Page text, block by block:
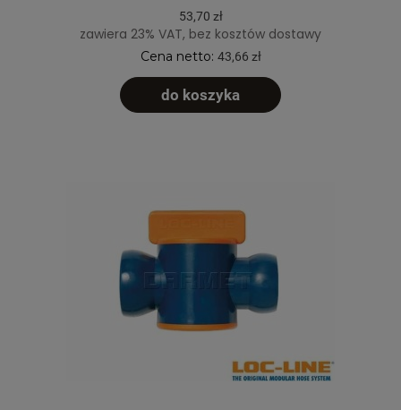
53,70 zł
zawiera 23% VAT, bez kosztów dostawy
Cena netto: 43,66 zł
do koszyka